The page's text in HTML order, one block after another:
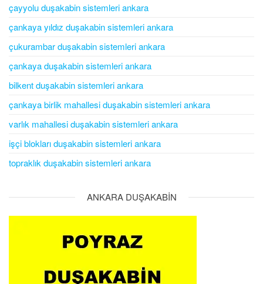
çayyolu duşakabin sistemleri ankara
çankaya yıldız duşakabin sistemleri ankara
çukurambar duşakabin sistemleri ankara
çankaya duşakabin sistemleri ankara
bilkent duşakabin sistemleri ankara
çankaya birlik mahallesi duşakabin sistemleri ankara
varlık mahallesi duşakabin sistemleri ankara
işçi blokları duşakabin sistemleri ankara
topraklık duşakabin sistemleri ankara
ANKARA DUŞAKABİN